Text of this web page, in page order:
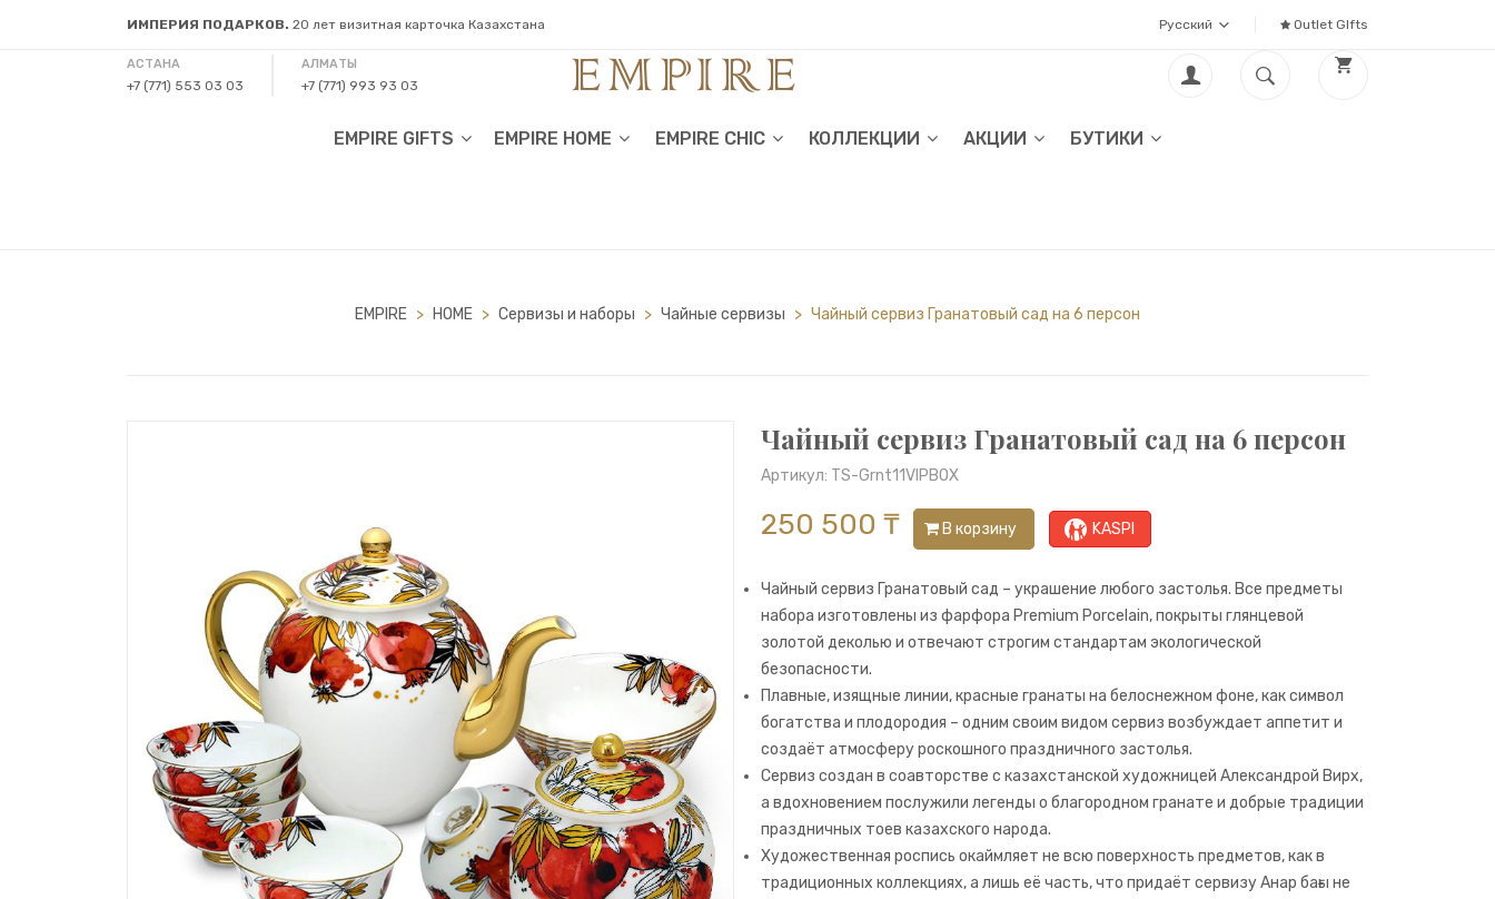
ИМПЕРИЯ ПОДАРКОВ. 20 лет визитная карточка Казахстана Русский Outlet GIfts
АСТАНА
+7 (771) 553 03 03
АЛМАТЫ
+7 (771) 993 93 03
EMPIRE GIFTS EMPIRE HOME EMPIRE CHIC КОЛЛЕКЦИИ АКЦИИ БУТИКИ
EMPIRE > HOME > Сервизы и наборы > Чайные сервизы > Чайный сервиз Гранатовый сад на 6 персон
Чайный сервиз Гранатовый сад на 6 персон
Артикул: TS-Grnt11VIPBOX
250 500 ₸ В корзину KASPI
Чайный сервиз Гранатовый сад – украшение любого застолья. Все предметы
набора изготовлены из фарфора Premium Porcelain, покрыты глянцевой
золотой деколью и отвечают строгим стандартам экологической
безопасности.
Плавные, изящные линии, красные гранаты на белоснежном фоне, как символ
богатства и плодородия – одним своим видом сервиз возбуждает аппетит и
создаёт атмосферу роскошного праздничного застолья.
Сервиз создан в соавторстве с казахстанской художницей Александрой Вирх,
а вдохновением послужили легенды о благородном гранате и добрые традиции
праздничных тоев казахского народа.
Художественная роспись окаймляет не всю поверхность предметов, как в
традиционных коллекциях, а лишь её часть, что придаёт сервизу Анар бағы не